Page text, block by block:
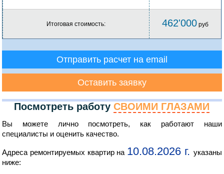
Итоговая стоимость: 462'000 руб
Отправить расчет на email
Оставить заявку
Посмотреть работуСВОИМИ ГЛАЗАМИ
Вы можете лично посмотреть, как работают наши
специалисты и оценить качество.
Адреса ремонтируемых квартир на 10.08.2026 г. указаны
ниже: